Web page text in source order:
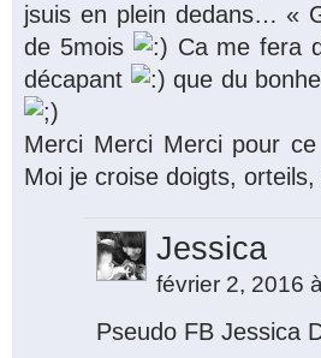
jsuis en plein dedans… «
de 5mois
Ca me fera
décapant
que du
Merci Merci Merci pour
Moi je croise doigts,
Jessica
février 2, 2016
Pseudo FB Jessica